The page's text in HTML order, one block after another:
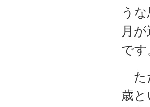
う
月
です
た
歳